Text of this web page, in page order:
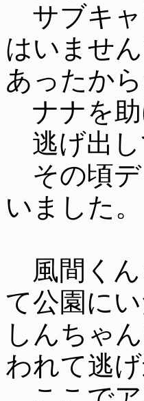
サブキャ
はいませ
あったか
ナナを助
逃げ出し
その頃デ
いました。
風間くん
て公園に
しんちゃ
われて逃